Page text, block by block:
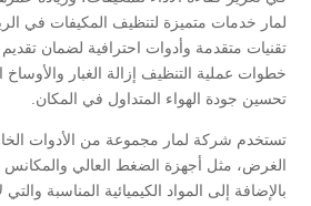
لمار خدمات متميزة لتنظيف المكيفات في
تقنيات متقدمة وأدوات احترافية لضمان
خطوات عملية التنظيف إزالة الغبار
تحسين جودة الهواء المتداول في المكان.
تستخدم شركة لمار مجموعة من الأدوات
الغرض، مثل أجهزة الضغط العالي والمكانس
بالإضافة إلى المواد الكيميائية المناسبة